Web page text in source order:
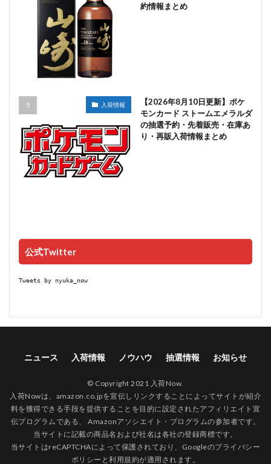
約情報まとめ
入荷情報
【2026年8月10日更新】ポケ
モンカード ストームエメラルダ
の抽選予約・先着販売・在庫あ
り・再販入荷情報まとめ
公式Twitter
Tweets by nyuka_now
ニュース 入荷情報 ノウハウ 抽選情報 お知らせ
© Copyright 2021 入荷Now.
入荷Nowは、amazon.co.jpを宣伝しリンクすることによってサイトが紹介
料を獲得できる手段を提供することを目的に設定されたアフィリエイト宣
伝プログラムである、 Amazonアソシエイト・プログラムの参加者です。
当サイトに記載の商品名および社名は各社の登録商標です。
当サイトはreCAPTCHAによって保護されており、Googleのプライバシー
ポリシー と利用規約が適用されます。